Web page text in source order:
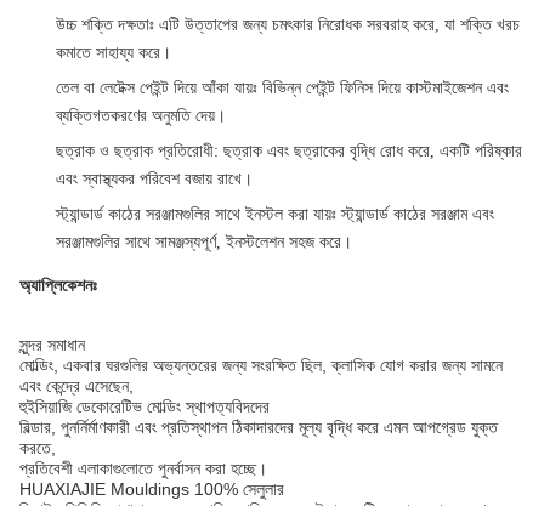
উচ্চ শক্তি দক্ষতাঃ এটি উত্তাপের জন্য চমৎকার নিরোধক সরবরাহ করে, যা শক্তি খরচ
কমাতে সাহায্য করে।
তেল বা লেটেক্স পেইন্ট দিয়ে আঁকা যায়ঃ বিভিন্ন পেইন্ট ফিনিস দিয়ে কাস্টমাইজেশন এবং
ব্যক্তিগতকরণের অনুমতি দেয়।
ছত্রাক ও ছত্রাক প্রতিরোধী: ছত্রাক এবং ছত্রাকের বৃদ্ধি রোধ করে, একটি পরিষ্কার
এবং স্বাস্থ্যকর পরিবেশ বজায় রাখে।
স্ট্যান্ডার্ড কাঠের সরঞ্জামগুলির সাথে ইনস্টল করা যায়ঃ স্ট্যান্ডার্ড কাঠের সরঞ্জাম এবং
সরঞ্জামগুলির সাথে সামঞ্জস্যপূর্ণ, ইনস্টলেশন সহজ করে।
অ্যাপ্লিকেশনঃ
সুন্দর সমাধান
মোল্ডিং, একবার ঘরগুলির অভ্যন্তরের জন্য সংরক্ষিত ছিল, ক্লাসিক যোগ করার জন্য সামনে
এবং কেন্দ্রে এসেছেন,
হুইসিয়াজি ডেকোরেটিভ মোল্ডিং স্থাপত্যবিদদের
বিল্ডার, পুনর্নির্মাণকারী এবং প্রতিস্থাপন ঠিকাদারদের মূল্য বৃদ্ধি করে এমন আপগ্রেড যুক্ত
করতে,
প্রতিবেশী এলাকাগুলোতে পুনর্বাসন করা হচ্ছে।
HUAXIAJIE Mouldings 100% সেলুলার